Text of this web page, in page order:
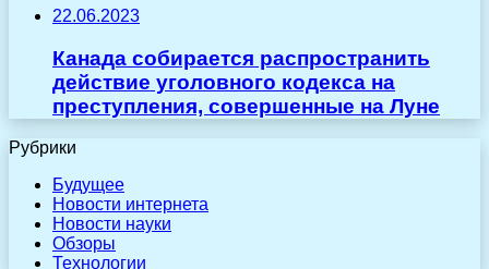
22.06.2023
Канада собирается распространить
действие уголовного кодекса на
преступления, совершенные на Луне
Рубрики
Будущее
Новости интернета
Новости науки
Обзоры
Технологии